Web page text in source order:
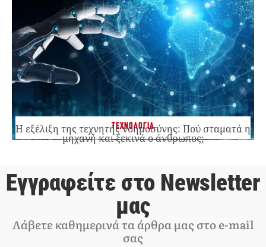
ΤΕΧΝΟΛΟΓΙΑ
Η εξέλιξη της τεχνητής νοημοσύνης: Πού σταματά η
μηχανή και ξεκινά ο άνθρωπος;
Εγγραφείτε στο Newsletter
μας
Λάβετε καθημερινά τα άρθρα μας στο e-mail
σας